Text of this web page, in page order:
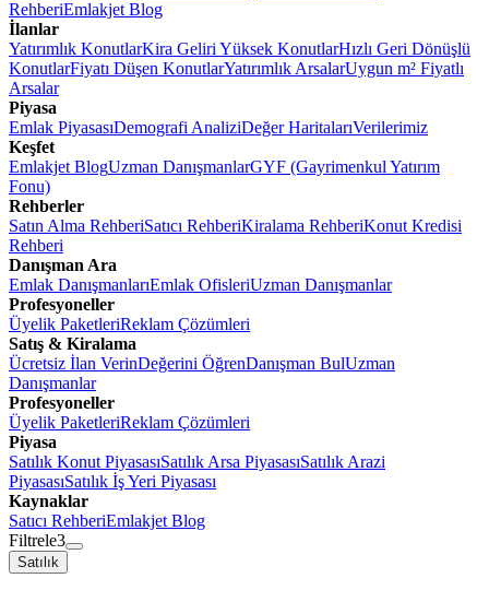
RehberiEmlakjet Blog
İlanlar
Yatırımlık KonutlarKira Geliri Yüksek KonutlarHızlı Geri Dönüşlü
KonutlarFiyatı Düşen KonutlarYatırımlık ArsalarUygun m² Fiyatlı
Arsalar
Piyasa
Emlak PiyasasıDemografi AnaliziDeğer HaritalarıVerilerimiz
Keşfet
Emlakjet BlogUzman DanışmanlarGYF (Gayrimenkul Yatırım
Fonu)
Rehberler
Satın Alma RehberiSatıcı RehberiKiralama RehberiKonut Kredisi
Rehberi
Danışman Ara
Emlak DanışmanlarıEmlak OfisleriUzman Danışmanlar
Profesyoneller
Üyelik PaketleriReklam Çözümleri
Satış & Kiralama
Ücretsiz İlan VerinDeğerini ÖğrenDanışman BulUzman
Danışmanlar
Profesyoneller
Üyelik PaketleriReklam Çözümleri
Piyasa
Satılık Konut PiyasasıSatılık Arsa PiyasasıSatılık Arazi
PiyasasıSatılık İş Yeri Piyasası
Kaynaklar
Satıcı RehberiEmlakjet Blog
Filtrele3
Satılık